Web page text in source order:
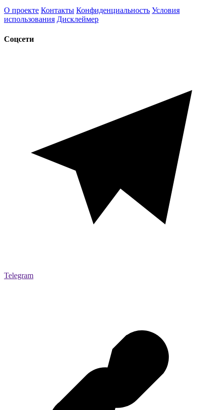
О проекте Контакты Конфиденциальность Условия
использования Дисклеймер
Соцсети
Telegram